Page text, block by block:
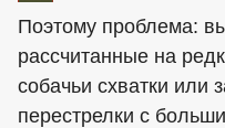
Поэтому проблема:
рассчитанные на
собачьи схватки или
перестрелки с